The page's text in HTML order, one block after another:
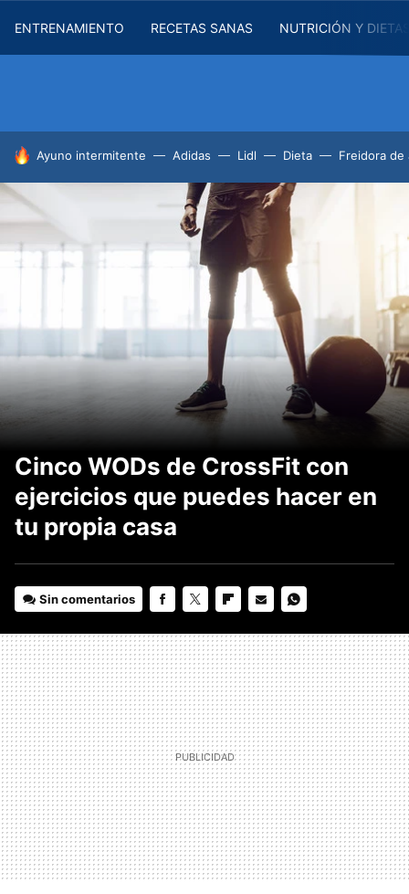
ENTRENAMIENTO RECETAS SANAS NUTRICIÓN Y
HOY SE HABLA DE
Ayuno intermitente Adidas Lidl Dieta Freidora de
Cinco WODs de CrossFit con
ejercicios que puedes hacer en
tu propia casa
Sin comentarios
MAIL